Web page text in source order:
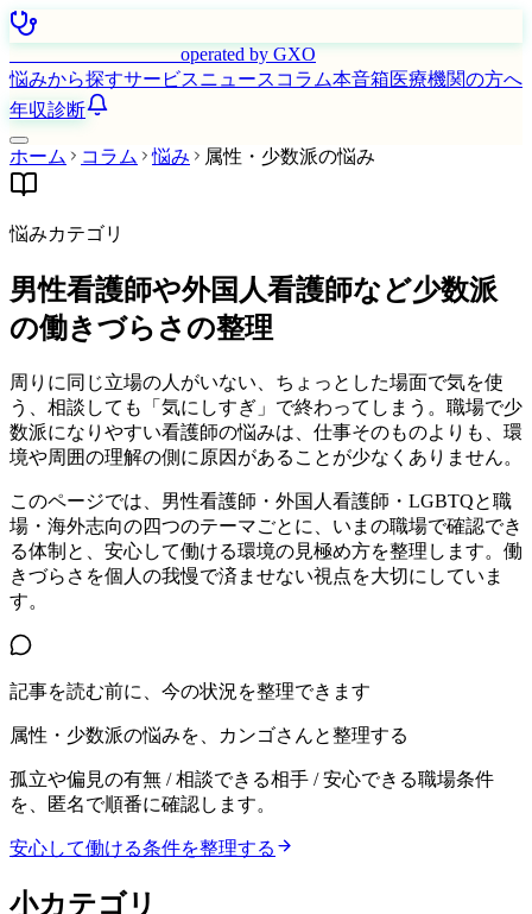
operated by GXO
悩みから探すサービスニュース コラム本音箱医療機関の方へ
年収診断
ホーム コラム 悩み 属性・少数派の悩み
悩みカテゴリ
男性看護師や外国人看護師など少数派
の働きづらさの整理
周りに同じ立場の人がいない、ちょっとした場面で気を使
う、相談しても「気にしすぎ」で終わってしまう。職場で少
数派になりやすい看護師の悩みは、仕事そのものよりも、環
境や周囲の理解の側に原因があることが少なくありません。
このページでは、男性看護師・外国人看護師・LGBTQと職
場・海外志向の四つのテーマごとに、いまの職場で確認でき
る体制と、安心して働ける環境の見極め方を整理します。働
きづらさを個人の我慢で済ませない視点を大切にしていま
す。
記事を読む前に、今の状況を整理できます
属性・少数派の悩みを、カンゴさんと整理する
孤立や偏見の有無 / 相談できる相手 / 安心できる職場条件
を、匿名で順番に確認します。
安心して働ける条件を整理する
小カテゴリ